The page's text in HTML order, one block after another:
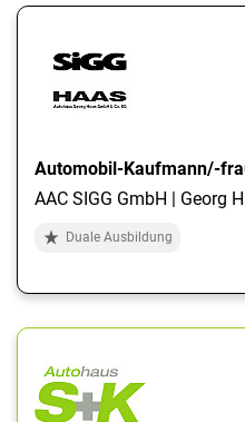
Automobil-Kaufmann/-
AAC SIGG GmbH | Georg
Duale Ausbildung